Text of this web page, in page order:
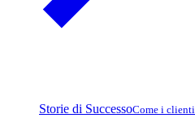
Storie di SuccessoCome i